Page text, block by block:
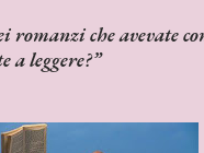
romanzi che avevate
a leggere?